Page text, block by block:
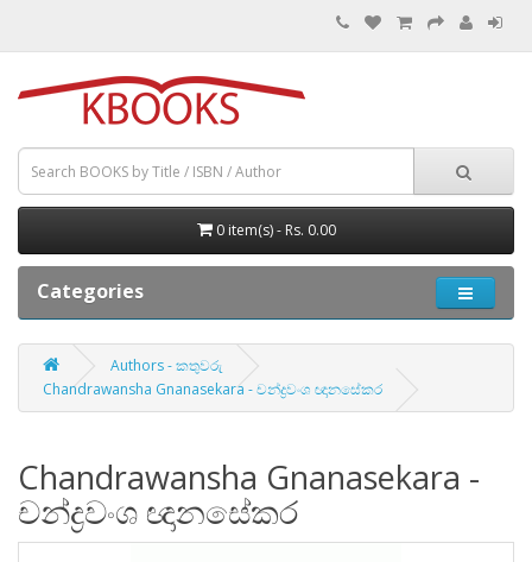
0 item(s) - Rs. 0.00
Categories
Authors - කතුවරු
Chandrawansha Gnanasekara - චන්ද්‍රවංශ ඥානසේකර
Chandrawansha Gnanasekara -
චන්ද්‍රවංශ ඥානසේකර